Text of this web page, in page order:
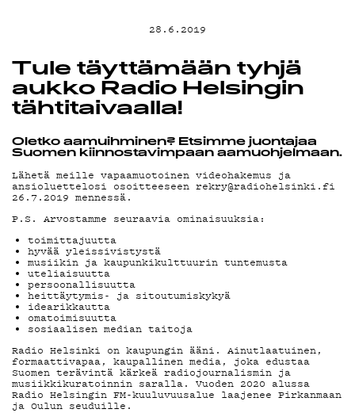
ON-DEMAND
PODCAST
MAINOSTA
G LIVELAB
YSTÄVÄKLUBI
TIETOSUOJA
28.6.2019
Tule täyttämään tyhjä
aukko Radio Helsingin
tähtitaivaalla!
Oletko aamuihminen? Etsimme juontajaa
Suomen kiinnostavimpaan aamuohjelmaan.
Lähetä meille vapaamuotoinen videohakemus ja
ansioluettelosi osoitteeseen rekry@radiohelsinki.fi
26.7.2019 mennessä.
P.S. Arvostamme seuraavia ominaisuuksia:
toimittajuutta
hyvää yleissivistystä
musiikin ja kaupunkikulttuurin tuntemusta
uteliaisuutta
persoonallisuutta
heittäytymis- ja sitoutumiskykyä
idearikkautta
omatoimisuutta
sosiaalisen median taitoja
Radio Helsinki on kaupungin ääni. Ainutlaatuinen,
formaattivapaa, kaupallinen media, joka edustaa
Suomen terävintä kärkeä radiojournalismin ja
musiikkikuratoinnin saralla. Vuoden 2020 alussa
Radio Helsingin FM-kuuluvuusalue laajenee Pirkanmaan
ja Oulun seuduille.